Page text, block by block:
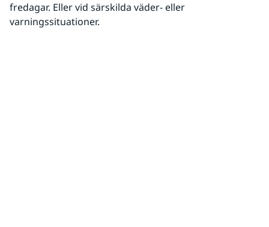
fredagar. Eller vid särskilda väder- eller
varningssituationer.